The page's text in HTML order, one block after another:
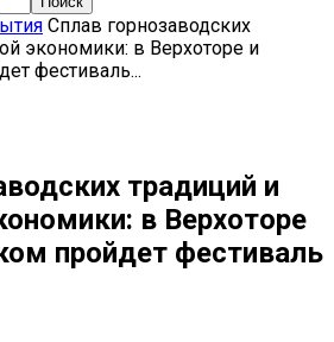
Сплав горнозаводских
экономики: в Верхоторе и
фестиваль...
традиций и
в Верхоторе
пройдет фестиваль